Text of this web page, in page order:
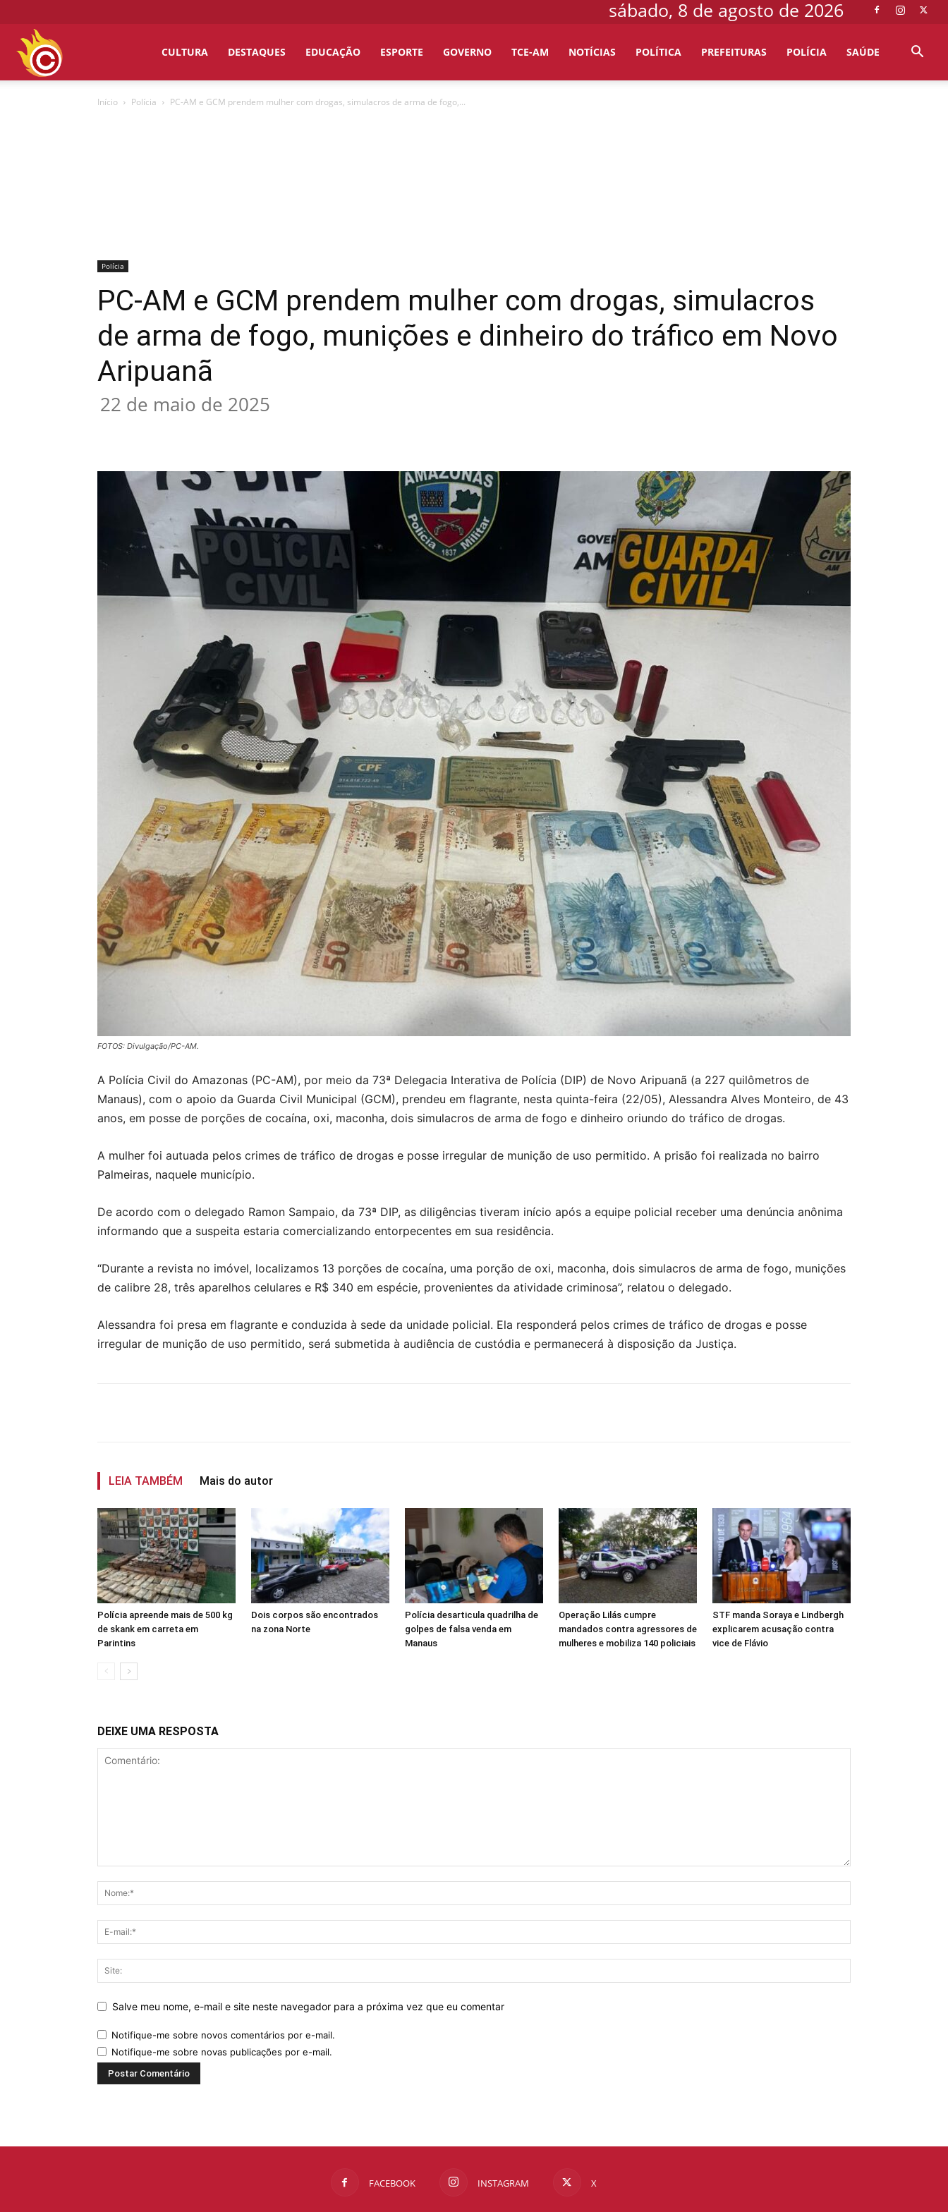
sábado, 8 de agosto de 2026
CULTURA DESTAQUES EDUCAÇÃO ESPORTE GOVERNO TCE-AM NOTÍCIAS POLÍTICA PREFEITURAS POLÍCIA SAÚDE
Início Polícia PC-AM e GCM prendem mulher com drogas, simulacros de arma de fogo,...
Polícia
PC-AM e GCM prendem mulher com drogas, simulacros
de arma de fogo, munições e dinheiro do tráfico em Novo
Aripuanã
22 de maio de 2025
FOTOS: Divulgação/PC-AM.
A Polícia Civil do Amazonas (PC-AM), por meio da 73ª Delegacia Interativa de Polícia (DIP) de Novo Aripuanã (a 227 quilômetros de
Manaus), com o apoio da Guarda Civil Municipal (GCM), prendeu em flagrante, nesta quinta-feira (22/05), Alessandra Alves Monteiro, de 43
anos, em posse de porções de cocaína, oxi, maconha, dois simulacros de arma de fogo e dinheiro oriundo do tráfico de drogas.
A mulher foi autuada pelos crimes de tráfico de drogas e posse irregular de munição de uso permitido. A prisão foi realizada no bairro
Palmeiras, naquele município.
De acordo com o delegado Ramon Sampaio, da 73ª DIP, as diligências tiveram início após a equipe policial receber uma denúncia anônima
informando que a suspeita estaria comercializando entorpecentes em sua residência.
“Durante a revista no imóvel, localizamos 13 porções de cocaína, uma porção de oxi, maconha, dois simulacros de arma de fogo, munições
de calibre 28, três aparelhos celulares e R$ 340 em espécie, provenientes da atividade criminosa”, relatou o delegado.
Alessandra foi presa em flagrante e conduzida à sede da unidade policial. Ela responderá pelos crimes de tráfico de drogas e posse
irregular de munição de uso permitido, será submetida à audiência de custódia e permanecerá à disposição da Justiça.
LEIA TAMBÉM Mais do autor
Polícia apreende mais de 500 kg
de skank em carreta em
Parintins
Dois corpos são encontrados
na zona Norte
Polícia desarticula quadrilha de
golpes de falsa venda em
Manaus
Operação Lilás cumpre
mandados contra agressores de
mulheres e mobiliza 140 policiais
STF manda Soraya e Lindbergh
explicarem acusação contra
vice de Flávio
DEIXE UMA RESPOSTA
Salve meu nome, e-mail e site neste navegador para a próxima vez que eu comentar
Notifique-me sobre novos comentários por e-mail.
Notifique-me sobre novas publicações por e-mail.
FACEBOOK INSTAGRAM X